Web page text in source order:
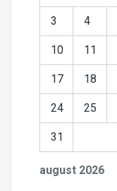
august 2026
3 4
10 11
17 18
24 25
31